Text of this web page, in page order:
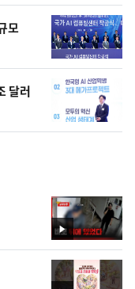
모
달러
영
상